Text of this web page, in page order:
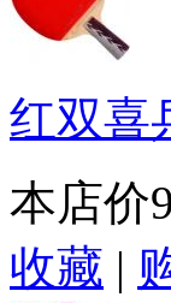
红双喜
本店价
收藏 |